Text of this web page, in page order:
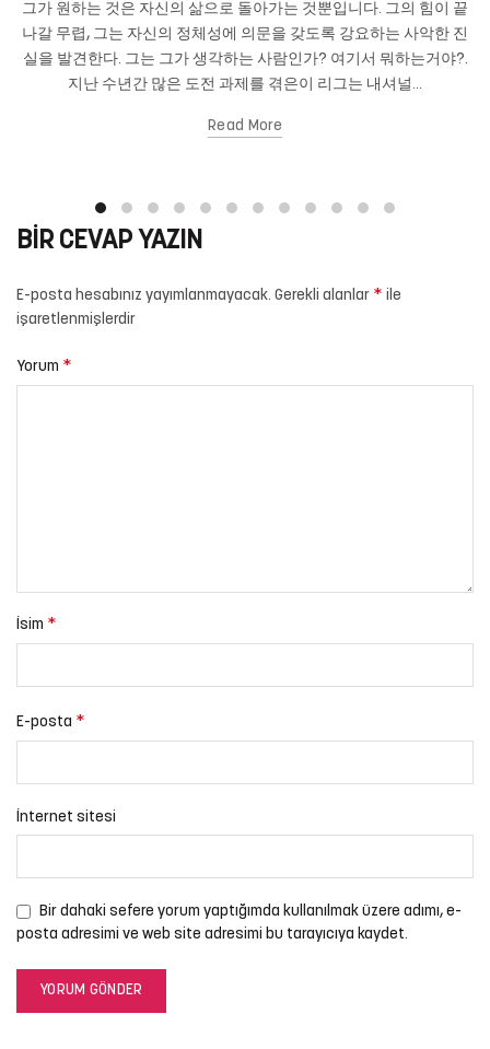
그가 원하는 것은 자신의 삶으로 돌아가는 것뿐입니다. 그의 힘이 끝
나갈 무렵, 그는 자신의 정체성에 의문을 갖도록 강요하는 사악한 진
실을 발견한다. 그는 그가 생각하는 사람인가? 여기서 뭐하는거야?.
지난 수년간 많은 도전 과제를 겪은이 리그는 내셔널...
Read More
BIR CEVAP YAZIN
E-posta hesabınız yayımlanmayacak. Gerekli alanlar * ile
işaretlenmişlerdir
Yorum *
İsim *
E-posta *
İnternet sitesi
Bir dahaki sefere yorum yaptığımda kullanılmak üzere adımı, e-
posta adresimi ve web site adresimi bu tarayıcıya kaydet.